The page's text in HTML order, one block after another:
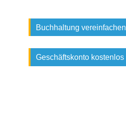
Buchhaltung vereinfachen
Geschäftskonto kostenlos